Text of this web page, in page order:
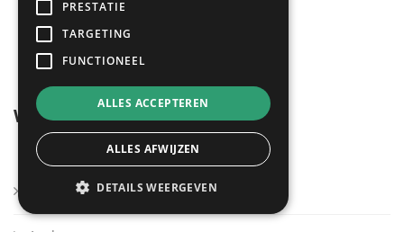
Wegwijzer
Kies mijn regio
PRESTATIE
TARGETING
FUNCTIONEEL
ALLES ACCEPTEREN
ALLES AFWIJZEN
DETAILS WEERGEVEN